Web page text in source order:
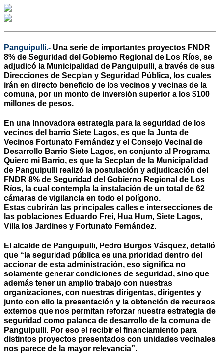
Panguipulli.- Una serie de importantes proyectos FNDR
8% de Seguridad del Gobierno Regional de Los Ríos, se
adjudicó la Municipalidad de Panguipulli, a través de sus
Direcciones de Secplan y Seguridad Pública, los cuales
irán en directo beneficio de los vecinos y vecinas de la
comuna, por un monto de inversión superior a los $100
millones de pesos.
En una innovadora estrategia para la seguridad de los
vecinos del barrio Siete Lagos, es que la Junta de
Vecinos Fortunato Fernández y el Consejo Vecinal de
Desarrollo Barrio Siete Lagos, en conjunto al Programa
Quiero mi Barrio, es que la Secplan de la Municipalidad
de Panguipulli realizó la postulación y adjudicación del
FNDR 8% de Seguridad del Gobierno Regional de Los
Ríos, la cual contempla la instalación de un total de 62
cámaras de vigilancia en todo el polígono.
Estas cubrirán las principales calles e intersecciones de
las poblaciones Eduardo Frei, Hua Hum, Siete Lagos,
Villa los Jardines y Fortunato Fernández.
El alcalde de Panguipulli, Pedro Burgos Vásquez, detalló
que “la seguridad pública es una prioridad dentro del
accionar de esta administración, eso significa no
solamente generar condiciones de seguridad, sino que
además tener un amplio trabajo con nuestras
organizaciones, con nuestras dirigentas, dirigentes y
junto con ello la presentación y la obtención de recursos
externos que nos permitan reforzar nuestra estrategia de
seguridad como palanca de desarrollo de la comuna de
Panguipulli. Por eso el recibir el financiamiento para
distintos proyectos presentados con unidades vecinales
nos parece de la mayor relevancia”.